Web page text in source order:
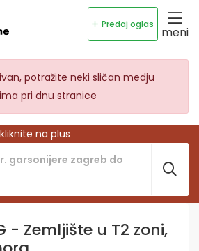
Predaj oglas
meni
potražite neki sličan medju
pri dnu stranice
na plus
- Zemljište u T2 zoni,